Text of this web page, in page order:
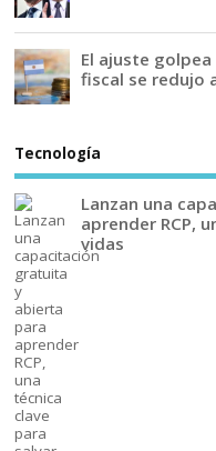
El ajuste
fiscal se redujo
Tecnología
Lanzan una
aprender RCP,
vidas